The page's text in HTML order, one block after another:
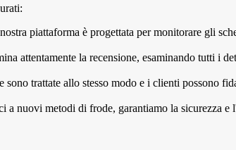
piattaforma è progettata per monitorare gli
attentamente la recensione, esaminando tutti i
trattate allo stesso modo e i clienti possono
a nuovi metodi di frode, garantiamo la sicurezza